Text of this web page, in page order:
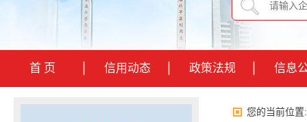
首 页 信用动态 政策法规 信息
您的当前位置: